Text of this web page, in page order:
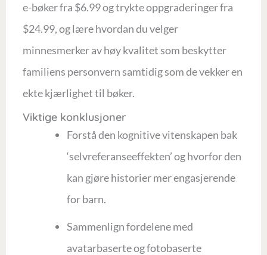
e-bøker fra $6.99 og trykte oppgraderinger fra
$24.99, og lære hvordan du velger
minnesmerker av høy kvalitet som beskytter
familiens personvern samtidig som de vekker en
ekte kjærlighet til bøker.
Viktige konklusjoner
Forstå den kognitive vitenskapen bak
‘selvreferanseeffekten’ og hvorfor den
kan gjøre historier mer engasjerende
for barn.
Sammenlign fordelene med
avatarbaserte og fotobaserte